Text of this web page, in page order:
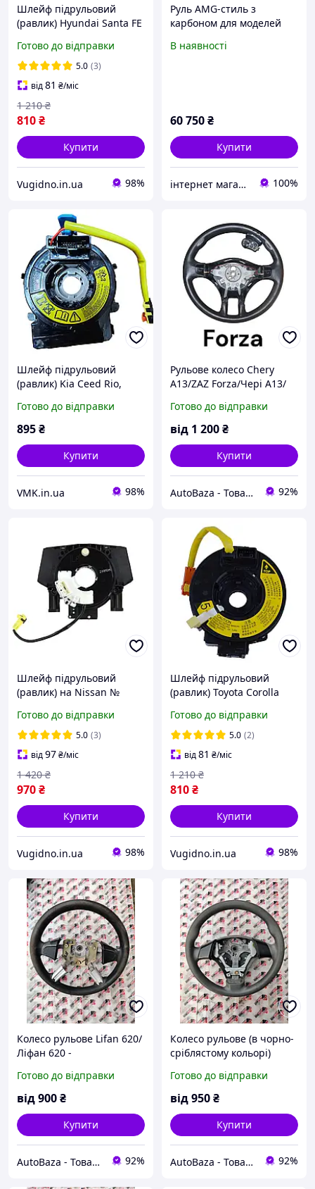
Шлейф підрульовий
(равлик) Hyundai Santa FE
934902B100
Готово до відправки
5.0 (3)
від81 ₴/міс
810₴
1 210 ₴
Купити
Vugidno.in.ua 98%
Руль AMG-стиль з
карбоном для моделей
описі
В наявності
60 750₴
Купити
інтернет магазин Автотюн 100%
Шлейф підрульовий
(равлик) Kia Ceed Rio,
2018 № 93490A6315,
934901R311
Готово до відправки
895₴
Купити
VMK.in.ua 98%
Рульове колесо Chery
A13/ZAZ Forza/Чері А13/
3402110BA, (з розбірки)
Готово до відправки
від 1 200₴
Купити
AutoBaza - Товари для автомобілей та життя 92%
Шлейф підрульовий
(равлик) на Nissan №
Готово до відправки
5.0 (3)
від97₴/міс
970₴
1 420 ₴
Купити
Vugidno.in.ua 98%
Шлейф підрульовий
(равлик) Toyota Corolla
2006, 2007, 2008 № 84306-
52050
Готово до відправки
5.0 (2)
від81 ₴/міс
810₴
1 210 ₴
Купити
Vugidno.in.ua 98%
Колесо рульове Lifan 620/
Ліфан 620 -
розбірки)
Готово до відправки
від900₴
Купити
AutoBaza - Товари для автомобілей та життя 92%
Колесо рульове (в чорно-
сріблястому кольорі)
101300275652701, (з
розбірки)
Готово до відправки
від950₴
Купити
AutoBaza - Товари для автомобілей та життя 92%